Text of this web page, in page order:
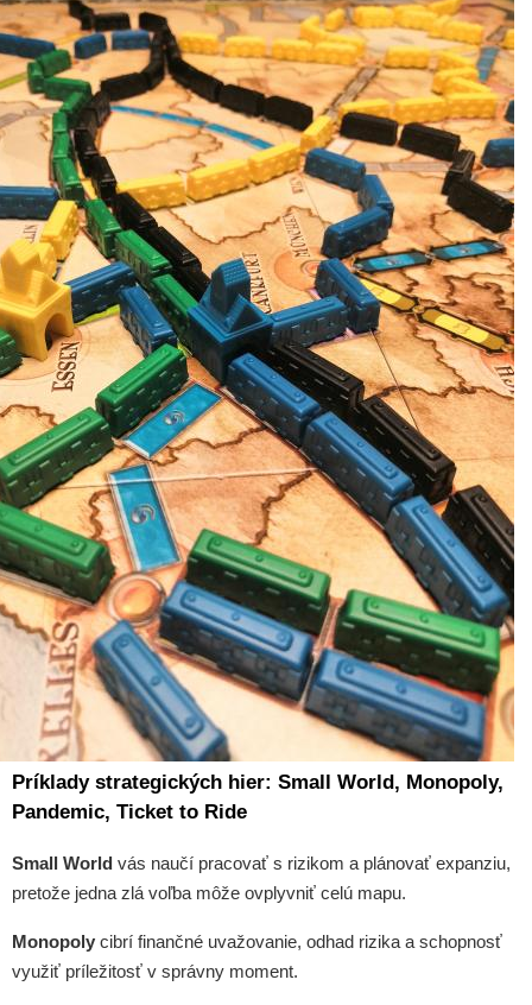
Príklady strategických hier: Small World, Monopoly,
Pandemic, Ticket to Ride
Small World vás naučí pracovať s rizikom a plánovať expanziu,
pretože jedna zlá voľba môže ovplyvniť celú mapu.
Monopoly cibrí finančné uvažovanie, odhad rizika a schopnosť
využiť príležitosť v správny moment.